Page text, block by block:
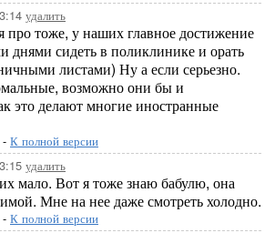
удалить
про тоже, у наших главное достижение
днями сидеть в поликлинике и орать
листами) Ну а если серьезно.
возможно они бы и
это делают многие иностранные
- К полной версии
удалить
мало. Вот я тоже знаю бабулю, она
Мне на нее даже смотреть холодно.
- К полной версии